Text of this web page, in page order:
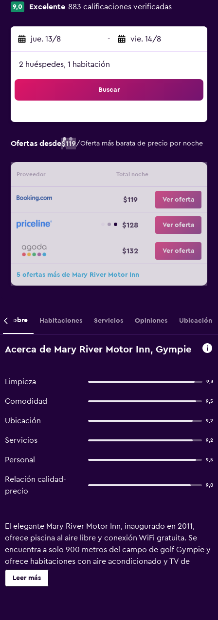
9,0 Excelente 883 calificaciones verificadas
jue. 13/8 - vie. 14/8
2 huéspedes, 1 habitación
Buscar
Ofertas desde$119/Oferta más barata de precio por noche
Proveedor Total noche
$119 Ver oferta
$128 Ver oferta
$132 Ver oferta
5 ofertas más de Mary River Motor Inn
Sobre Habitaciones Servicios Opiniones Ubicación
Acerca de Mary River Motor Inn, Gympie
Limpieza 9,3
Comodidad 9,5
Ubicación 9,2
Servicios 9,2
Personal 9,5
Relación calidad-
precio
9,0
El elegante Mary River Motor Inn, inaugurado en 2011,
ofrece piscina al aire libre y conexión WiFi gratuita. Se
encuentra a solo 900 metros del campo de golf Gympie y
ofrece habitaciones con aire acondicionado y TV de
pantalla plana vía satélite. Hay conexión WiFi gratuita.
Todas las habitaciones están equipadas con soporte para
Leer más